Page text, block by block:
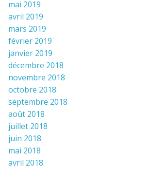
mai 2019
avril 2019
mars 2019
février 2019
janvier 2019
décembre 2018
novembre 2018
octobre 2018
septembre 2018
août 2018
juillet 2018
juin 2018
mai 2018
avril 2018